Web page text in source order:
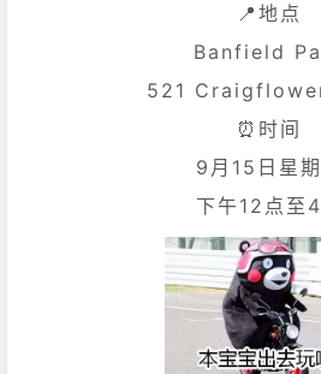
📍地点
Banfield
521
⏰时间
9月15日星期
下午12点至